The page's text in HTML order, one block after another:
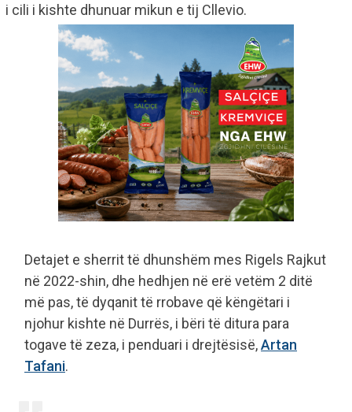
i cili i kishte dhunuar mikun e tij Cllevio.
Detajet e sherrit të dhunshëm mes Rigels Rajkut
në 2022-shin, dhe hedhjen në erë vetëm 2 ditë
më pas, të dyqanit të rrobave që këngëtari i
njohur kishte në Durrës, i bëri të ditura para
togave të zeza, i penduari i drejtësisë,Artan
Tafani.